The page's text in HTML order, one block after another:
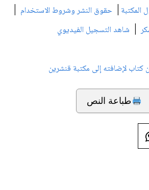
المكتبة | حقوق النشر وشروط الاستخدام |
| شاهد التسجيل الفيديوي
كتاب لإضافته إلى مكتبة قنشرين
طباعة النص